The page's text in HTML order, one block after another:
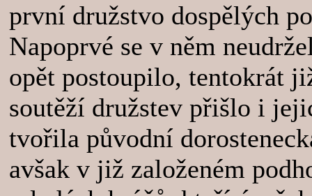
první družstvo dospělých
Napoprvé se v něm
opět postoupilo, tentokrát
soutěží družstev přišlo i
tvořila původní
avšak v již založeném